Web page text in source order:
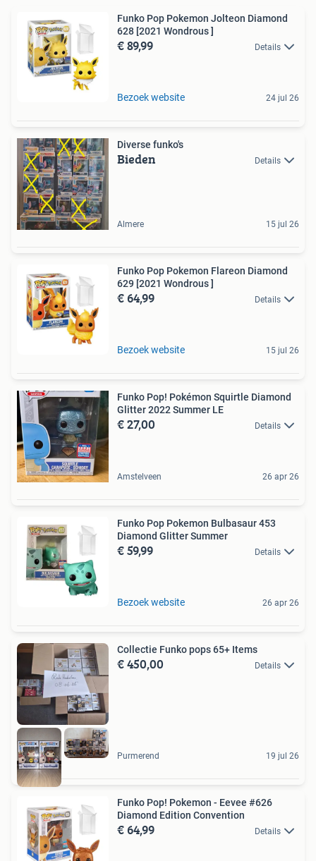
Funko Pop Pokemon Jolteon Diamond
628 [2021 Wondrous ]
€ 89,99 Details
Bezoek website 24 jul 26
Diverse funko's
Bieden Details
Almere 15 jul 26
Funko Pop Pokemon Flareon Diamond
629 [2021 Wondrous ]
€ 64,99 Details
Bezoek website 15 jul 26
Funko Pop! Pokémon Squirtle Diamond
Glitter 2022 Summer LE
€ 27,00 Details
Amstelveen 26 apr 26
Funko Pop Pokemon Bulbasaur 453
Diamond Glitter Summer
€ 59,99 Details
Bezoek website 26 apr 26
Collectie Funko pops 65+ Items
€ 450,00 Details
Purmerend 19 jul 26
Funko Pop! Pokemon - Eevee #626
Diamond Edition Convention
€ 64,99 Details